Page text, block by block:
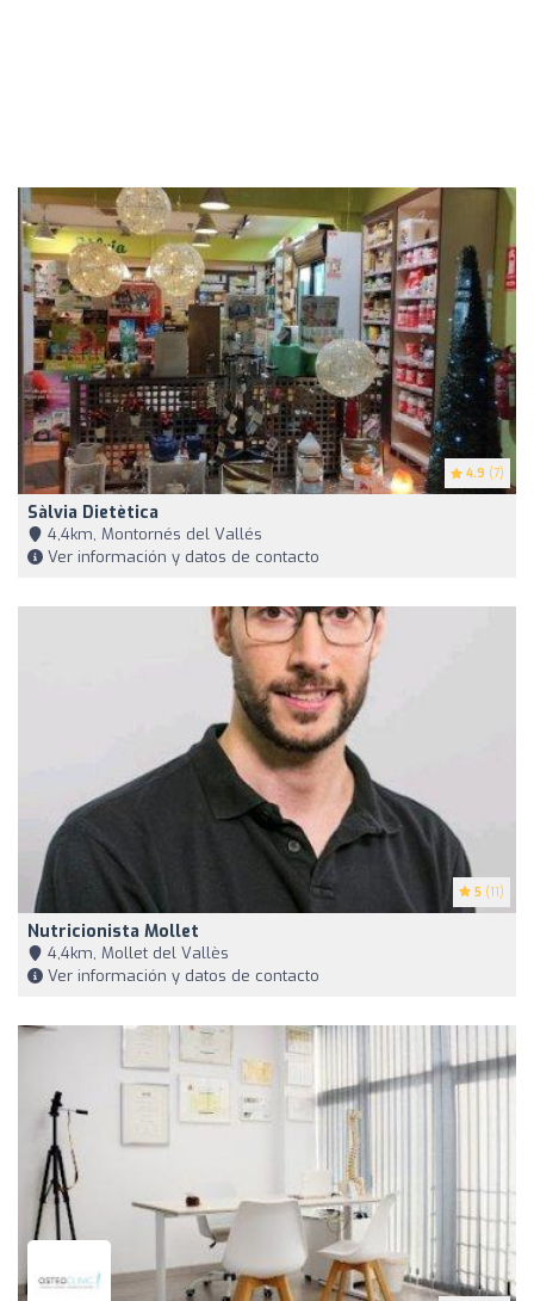
4.9 (7)
Sàlvia Dietètica
4,4km, Montornés del Vallés
Ver información y datos de contacto
5 (11)
Nutricionista Mollet
4,4km, Mollet del Vallès
Ver información y datos de contacto